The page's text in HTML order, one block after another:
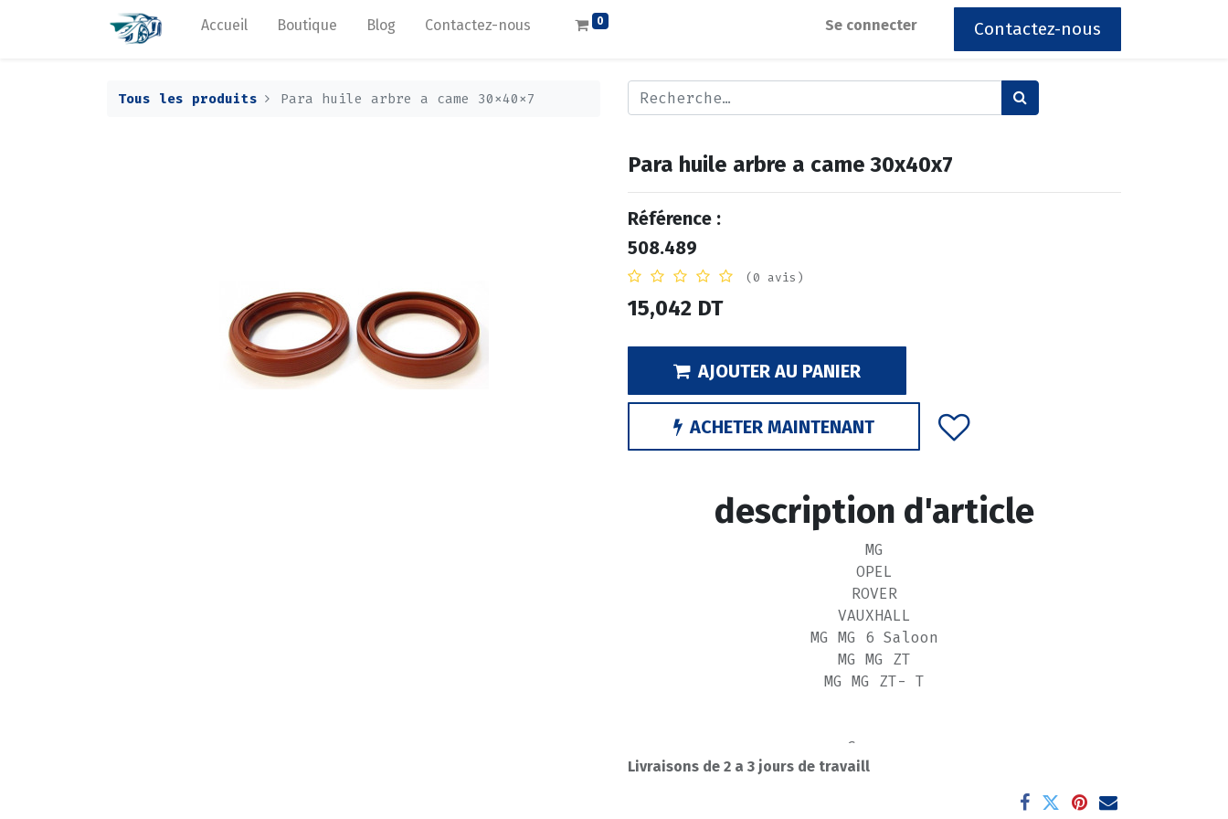
Accueil Boutique Blog Contactez-nous 0 Se connecter Contactez-nous
Tous les produits Para huile arbre a came 30x40x7
Para huile arbre a came 30x40x7
Référence :
508.489
(0 avis)
15,042 DT
AJOUTER AU PANIER
ACHETER MAINTENANT
description d'article
MG
OPEL
ROVER
VAUXHALL
MG MG 6 Saloon
MG MG ZT
MG MG ZT- T
Cars :
OPEL ASTRA G Convertible (T98) (01-
Livraisons de 2 a 3 jours de travaill